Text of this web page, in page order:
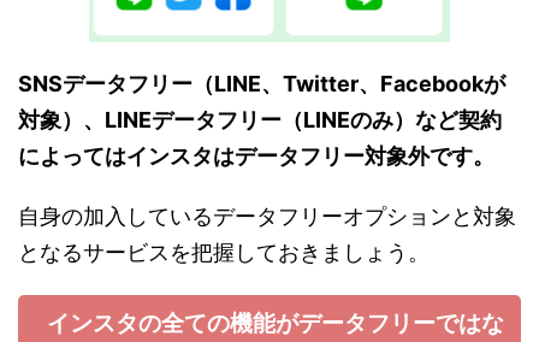
SNSデータフリー（LINE、Twitter、Facebookが
対象）、LINEデータフリー（LINEのみ）など契約
によってはインスタはデータフリー対象外です。
自身の加入しているデータフリーオプションと対象
となるサービスを把握しておきましょう。
インスタの全ての機能がデータフリーではな